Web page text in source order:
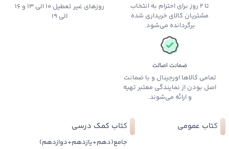
تا 2 روز برای احترام به انتخاب
مشتریان کالای خریداری شده
برگردانده می‌شود.
روزهای غیر تعطیل 10 الی 13 و 16
الی 19
ضمانت اصالت
تمامی کالاها اورجینال و با ضمانت
اصل بودن از نمایندگی معتبر تهیه
و ارائه می‌شوند.
کتاب عمومی کتاب کمک درسی
جامع(دهم+یازدهم+دوازدهم)